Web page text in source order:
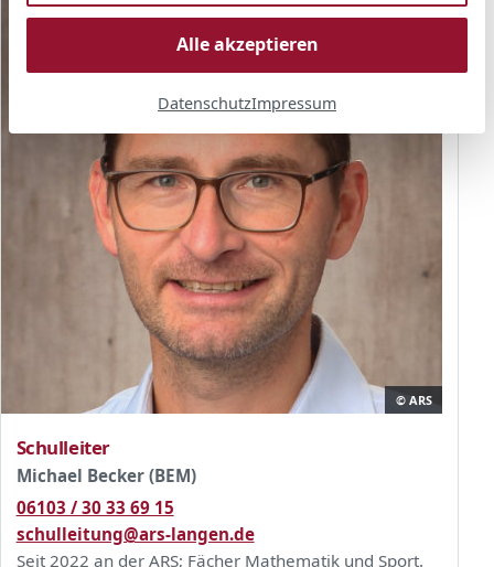
© ARS
Schulleiter
Michael Becker (BEM)
06103 / 30 33 69 15
schulleitung@ars-langen.de
Seit 2022 an der ARS; Fächer Mathematik und Sport.
Alle akzeptieren
DatenschutzImpressum